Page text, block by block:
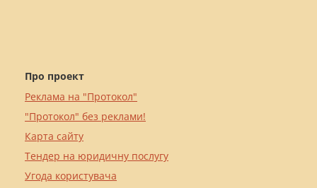
Про проект
Реклама на "Протокол"
"Протокол" без реклами!
Карта сайту
Тендер на юридичну послугу
Угода користувача